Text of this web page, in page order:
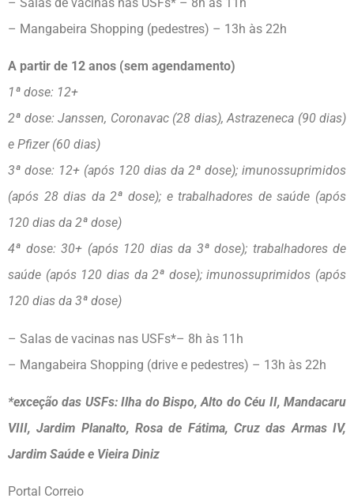
– Mangabeira Shopping (pedestres) – 13h às 22h
A partir de 12 anos (sem agendamento)
1ª dose: 12+
2ª dose: Janssen, Coronavac (28 dias), Astrazeneca (90 dias)
e Pfizer (60 dias)
3ª dose: 12+ (após 120 dias da 2ª dose); imunossuprimidos
(após 28 dias da 2ª dose); e trabalhadores de saúde (após
120 dias da 2ª dose)
4ª dose: 30+ (após 120 dias da 3ª dose); trabalhadores de
saúde (após 120 dias da 2ª dose); imunossuprimidos (após
120 dias da 3ª dose)
– Salas de vacinas nas USFs*– 8h às 11h
– Mangabeira Shopping (drive e pedestres) – 13h às 22h
*exceção das USFs: Ilha do Bispo, Alto do Céu II, Mandacaru
VIII, Jardim Planalto, Rosa de Fátima, Cruz das Armas IV,
Jardim Saúde e Vieira Diniz
Portal Correio